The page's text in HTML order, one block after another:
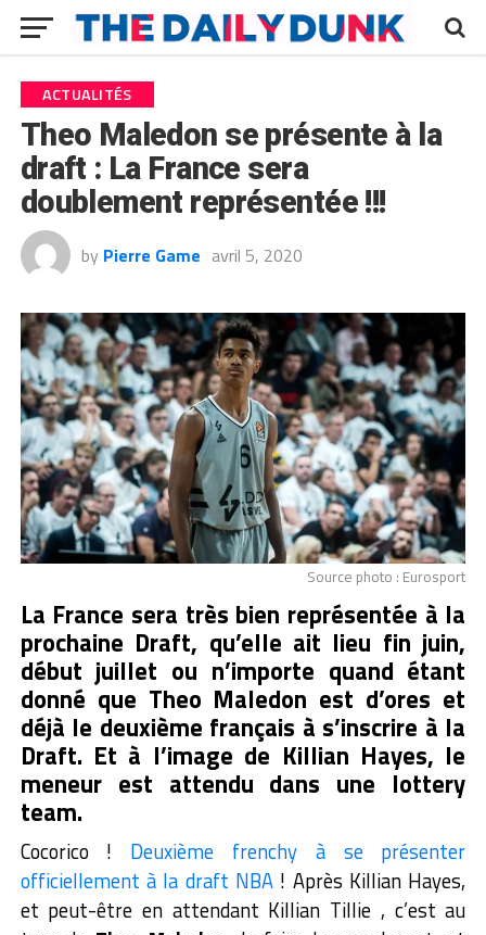
ACTUALITÉS
Theo Maledon se présente à la
draft : La France sera
doublement représentée !!!
by Pierre Game avril 5, 2020
Source photo : Eurosport
La France sera très bien représentée à la
prochaine Draft, qu’elle ait lieu fin juin,
début juillet ou n’importe quand étant
donné que Theo Maledon est d’ores et
déjà le deuxième français à s’inscrire à la
Draft. Et à l’image de Killian Hayes, le
meneur est attendu dans une lottery
team.
Cocorico ! Deuxième frenchy à se présenter
officiellement à la draft NBA! Après Killian Hayes,
et peut-être en attendant Killian Tillie , c’est au